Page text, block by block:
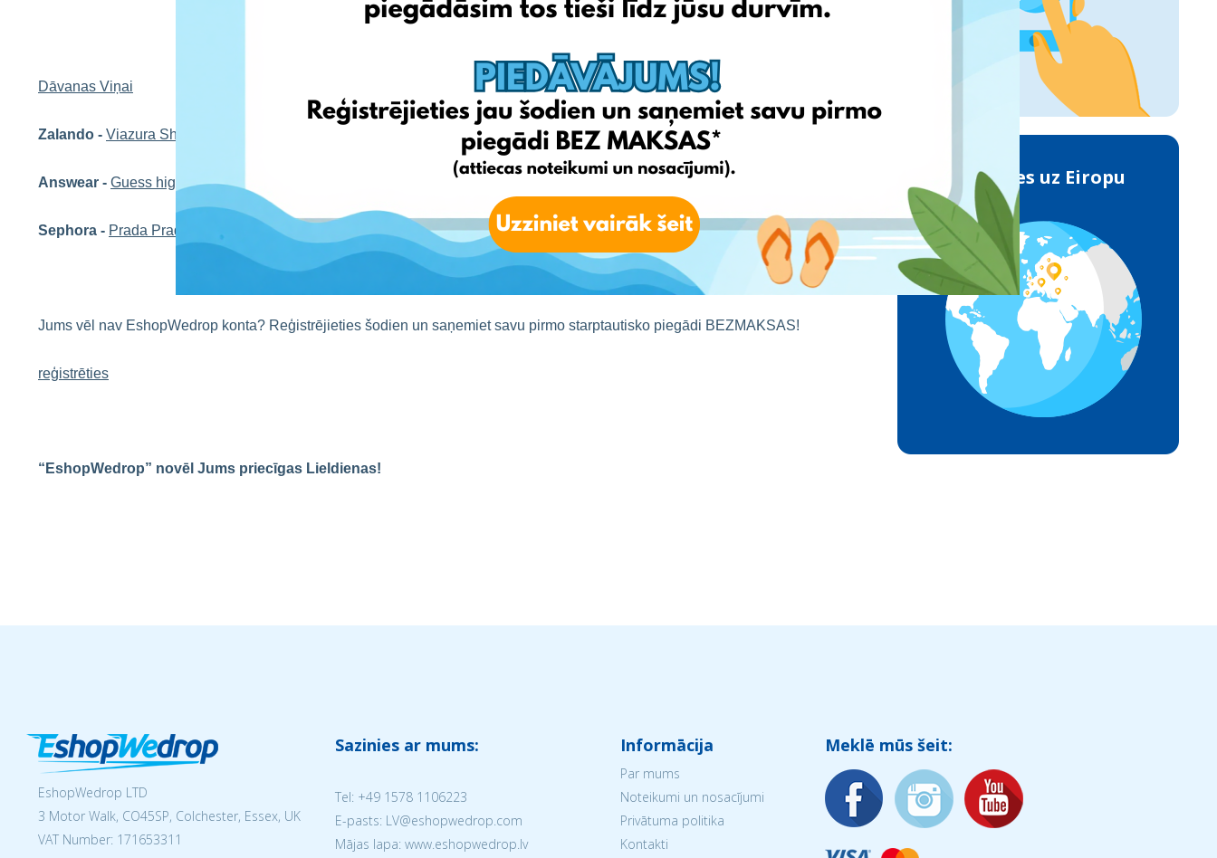
Dāvanas Viņai
Zalando - Viazura Short Off Shoulder Floral Dress
Answear - Guess high heels sandals BINGO
Sephora - Prada Pradoxical Eau de Parfum
Jums vēl nav EshopWedrop konta? Reģistrējieties šodien un saņemiet savu pirmo starptautisko piegādi BEZMAKSAS!
reģistrēties
“EshopWedrop” novēl Jums priecīgas Lieldienas!
Piegādes uz Eiropu
EshopWedrop LTD
3 Motor Walk, CO45SP, Colchester, Essex, UK
VAT Number: 171653311
Sazinies ar mums:
Tel: +49 1578 1106223
E-pasts: LV@eshopwedrop.com
Mājas lapa: www.eshopwedrop.lv
Informācija
Par mums
Noteikumi un nosacījumi
Privātuma politika
Kontakti
Meklē mūs šeit: